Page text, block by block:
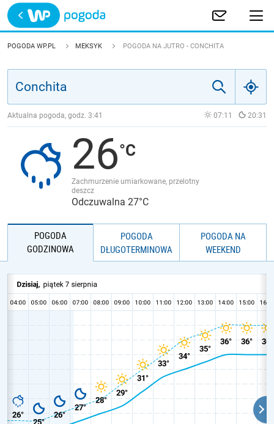
Trwa ładowanie
POLSKA
JAKOŚĆ POWIETRZA
POGODA WP.PL MEKSYK POGODA NA JUTRO - CONCHITA
Aktualna pogoda, godz. 3:41 07:11 20:31
26
Zachmurzenie umiarkowane, przelotny
deszcz
Odczuwalna 27°C
POGODA
GODZINOWA
POGODA
DŁUGOTERMINOWA
POGODA NA
WEEKEND